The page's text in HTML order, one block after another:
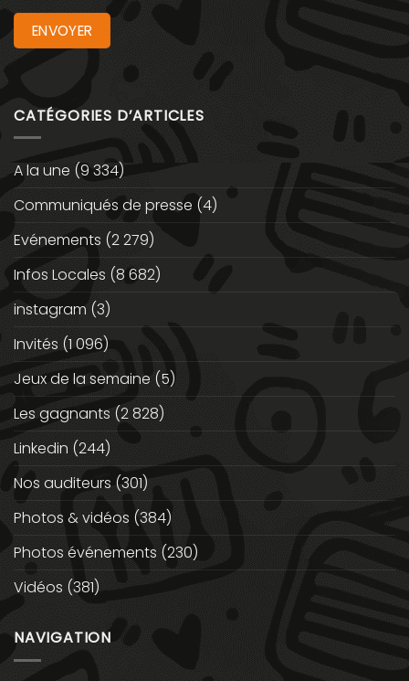
CATÉGORIES D’ARTICLES
A la une (9 334)
Communiqués de presse (4)
Evénements (2 279)
Infos Locales (8 682)
instagram (3)
Invités (1 096)
Jeux de la semaine (5)
Les gagnants (2 828)
Linkedin (244)
Nos auditeurs (301)
Photos & vidéos (384)
Photos événements (230)
Vidéos (381)
NAVIGATION